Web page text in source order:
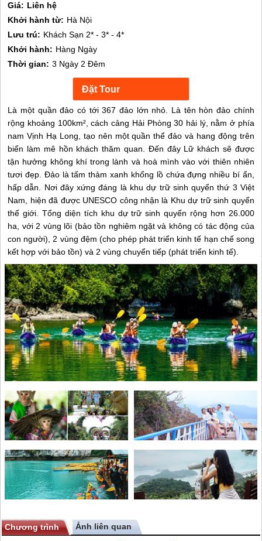
Giá: Liên hệ
Khởi hành từ: Hà Nội
Lưu trú: Khách Sạn 2* - 3* - 4*
Khởi hành: Hàng Ngày
Thời gian: 3 Ngày 2 Đêm
Là một quần đảo có tới 367 đảo lớn nhỏ. Là tên hòn đảo chính
rộng khoảng 100km², cách cảng Hải Phòng 30 hải lý, nằm ở phía
nam Vịnh Hạ Long, tạo nên một quần thể đảo và hang động trên
biển làm mê hồn khách thăm quan. Đến đây Lữ khách sẽ được
tận hưởng không khí trong lành và hoà mình vào với thiên nhiên
tươi đẹp. Đảo là tấm thảm xanh khổng lồ chứa đựng nhiều bí ẩn,
hấp dẫn. Nơi đây xứng đáng là khu dự trữ sinh quyển thứ 3 Việt
Nam, hiện đã được UNESCO công nhận là Khu dự trữ sinh quyển
thế giới. Tổng diện tích khu dự trữ sinh quyển rộng hơn 26.000
ha, với 2 vùng lõi (bảo tồn nghiêm ngặt và không có tác động của
con người), 2 vùng đệm (cho phép phát triển kinh tế hạn chế song
kết hợp với bảo tồn) và 2 vùng chuyển tiếp (phát triển kinh tế).
Chương trình Ảnh liên quan